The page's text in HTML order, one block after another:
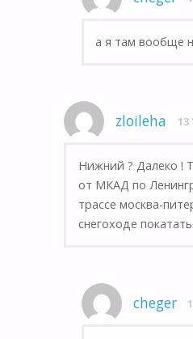
а я там вообще
zloileha 13
Нижний ? Далеко !
от МКАД по
трассе москва-
снегоходе
cheger